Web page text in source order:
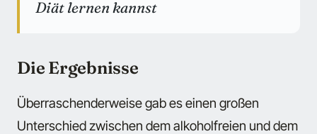
Diät lernen kannst
Die Ergebnisse
Überraschenderweise gab es einen großen
Unterschied zwischen dem alkoholfreien und dem